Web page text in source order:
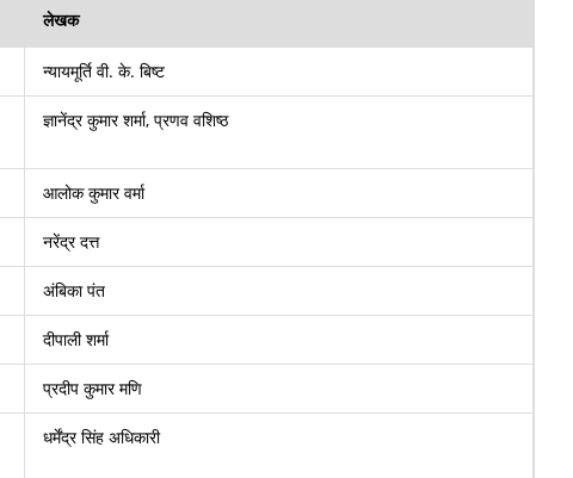
लेखक
न्यायमूर्ति वी. के. बिष्ट
ज्ञानेंद्र कुमार शर्मा, प्रणव वशिष्ठ
आलोक कुमार वर्मा
नरेंद्र दत्त
अंबिका पंत
दीपाली शर्मा
प्रदीप कुमार मणि
धर्मेंद्र सिंह अधिकारी